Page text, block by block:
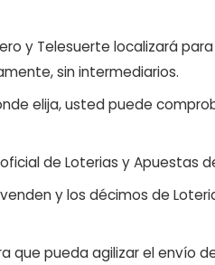
y Telesuerte localizará
sin intermediarios.
elija, usted puede
de Loterias y Apuestas
y los décimos de
pueda agilizar el envío